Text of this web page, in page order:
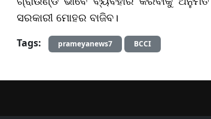
ସରକାରୀ ମୋହର ବାଜିବ।
Tags: prameyanews7 BCCI